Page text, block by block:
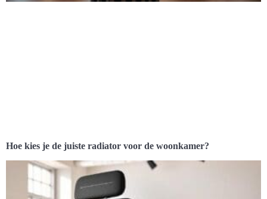
Hoe kies je de juiste radiator voor de woonkamer?